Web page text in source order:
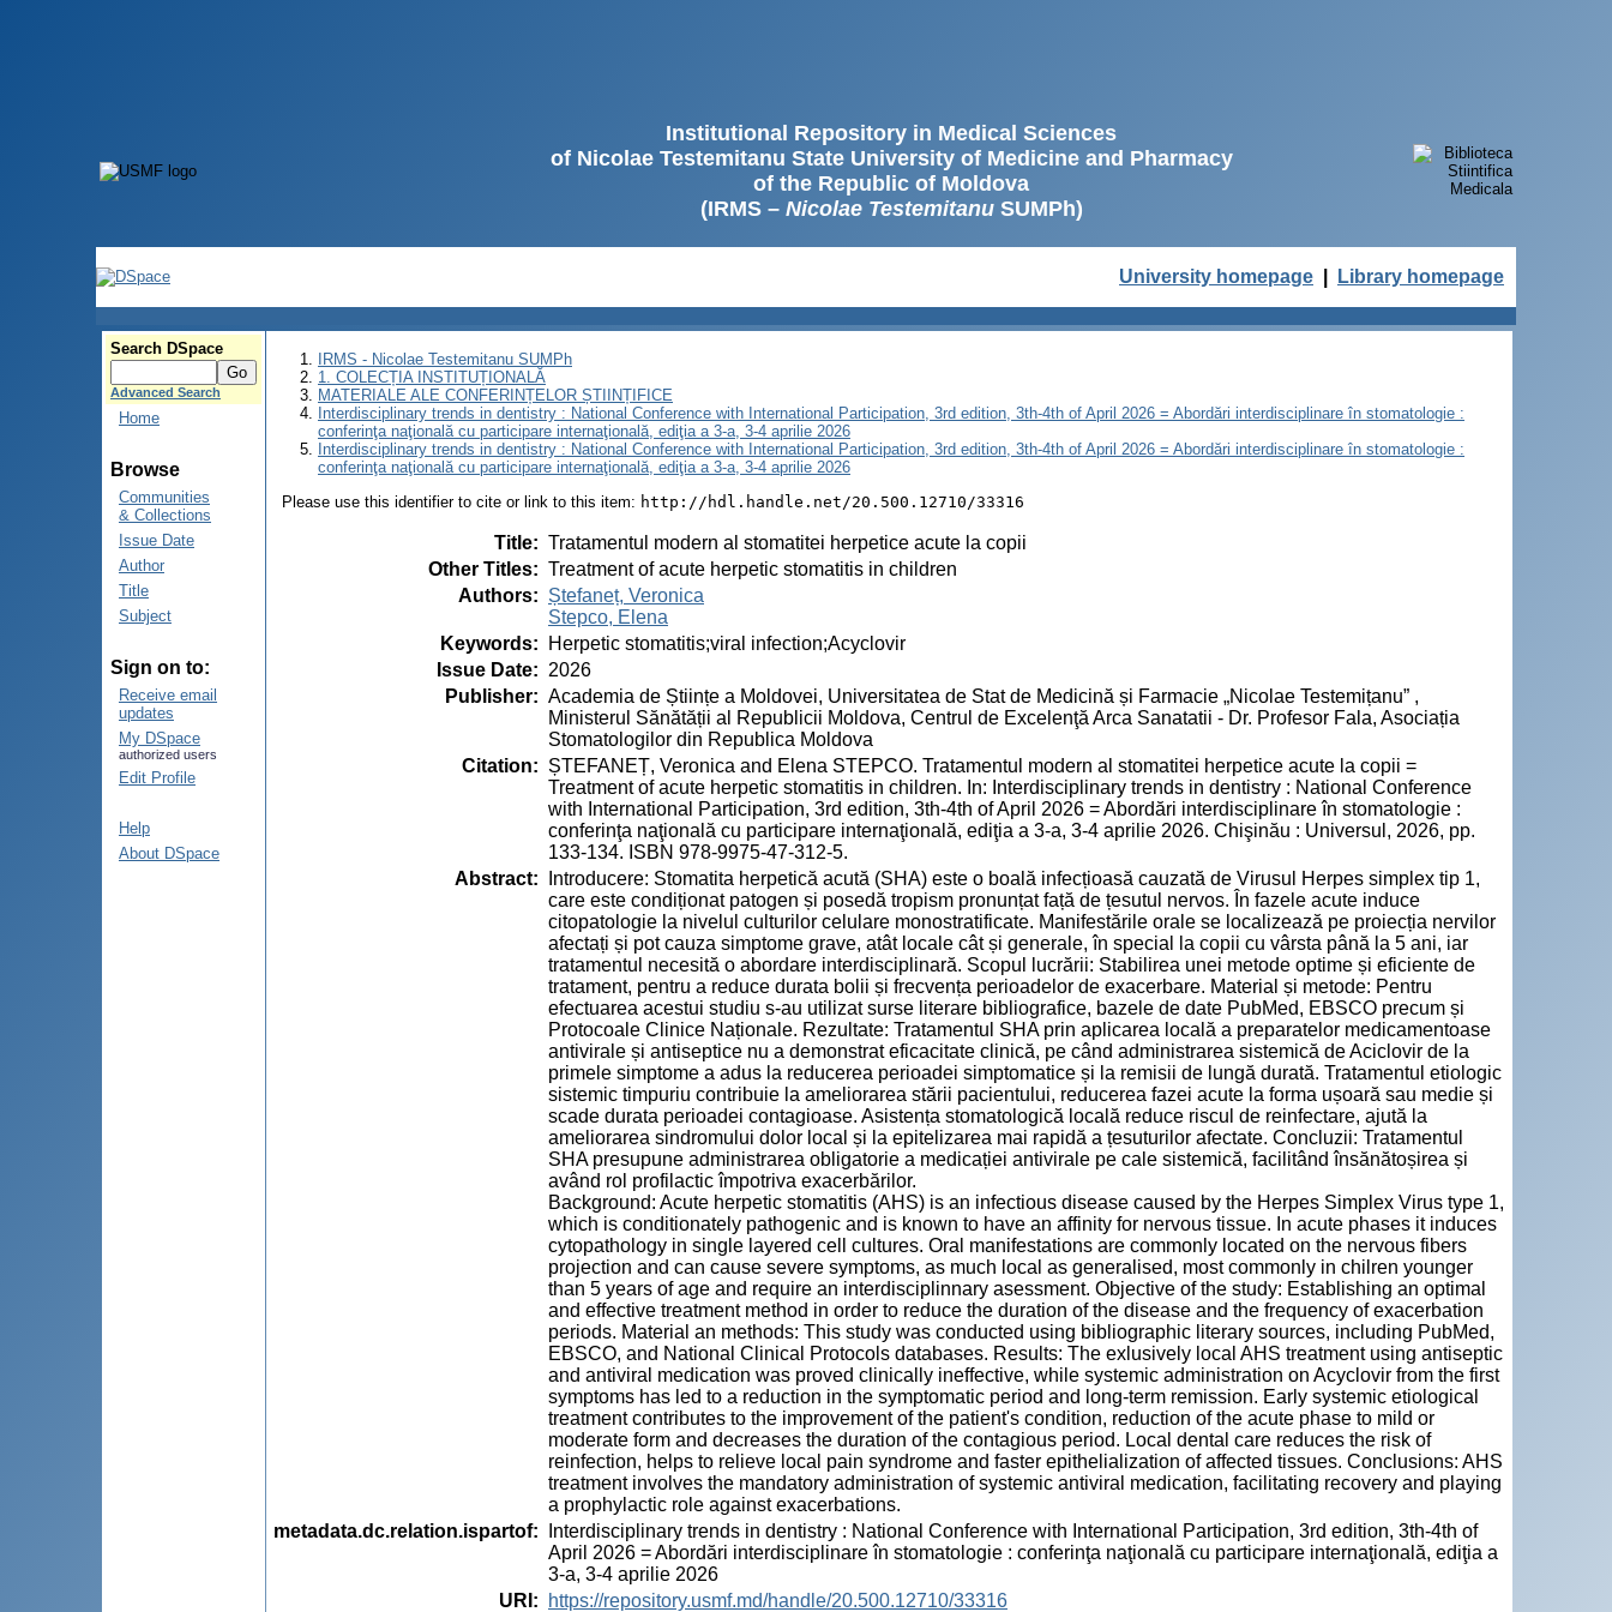
Institutional Repository in Medical Sciences
of Nicolae Testemitanu State University of Medicine and Pharmacy
of the Republic of Moldova
(IRMS – Nicolae TestemitanuSUMPh)
University homepage Library homepage
Search DSpace
Advanced Search
Home
Browse
Communities
& Collections
Issue Date
Author
Title
Subject
Sign on to:
Receive email
updates
My DSpace
authorized users
Edit Profile
Help
About DSpace
IRMS - Nicolae Testemitanu SUMPh
1. COLECȚIA INSTITUȚIONALĂ
MATERIALE ALE CONFERINȚELOR ȘTIINȚIFICE
Interdisciplinary trends in dentistry : National Conference with International Participation, 3rd edition, 3th-4th of April 2026 = Abordări interdisciplinare în stomatologie :
conferinţa naţională cu participare internaţională, ediţia a 3-a, 3-4 aprilie 2026
Interdisciplinary trends in dentistry : National Conference with International Participation, 3rd edition, 3th-4th of April 2026 = Abordări interdisciplinare în stomatologie :
conferinţa naţională cu participare internaţională, ediţia a 3-a, 3-4 aprilie 2026
Please use this identifier to cite or link to this item: http://hdl.handle.net/20.500.12710/33316
Title: Tratamentul modern al stomatitei herpetice acute la copii
Other Titles: Treatment of acute herpetic stomatitis in children
Authors: Ștefaneț, Veronica
Stepco, Elena
Keywords:
Herpetic stomatitis;viral infection;Acyclovir
Issue Date: 2026
Publisher: Academia de Științe a Moldovei, Universitatea de Stat de Medicină și Farmacie „Nicolae Testemițanu” ,
Ministerul Sănătății al Republicii Moldova, Centrul de Excelenţă Arca Sanatatii - Dr. Profesor Fala, Asociația
Stomatologilor din Republica Moldova
Citation: ȘTEFANEȚ, Veronica and Elena STEPCO. Tratamentul modern al stomatitei herpetice acute la copii =
Treatment of acute herpetic stomatitis in children. In: Interdisciplinary trends in dentistry : National Conference
with International Participation, 3rd edition, 3th-4th of April 2026 = Abordări interdisciplinare în stomatologie :
conferinţa naţională cu participare internaţională, ediţia a 3-a, 3-4 aprilie 2026. Chişinău : Universul, 2026, pp.
133-134. ISBN 978-9975-47-312-5.
Abstract:
Introducere: Stomatita herpetică acută (SHA) este o boală infecțioasă cauzată de Virusul Herpes simplex tip 1,
care este condiționat patogen și posedă tropism pronunțat față de țesutul nervos. În fazele acute induce
citopatologie la nivelul culturilor celulare monostratificate. Manifestările orale se localizează pe proiecția nervilor
afectați și pot cauza simptome grave, atât locale cât și generale, în special la copii cu vârsta până la 5 ani, iar
tratamentul necesită o abordare interdisciplinară. Scopul lucrării: Stabilirea unei metode optime și eficiente de
tratament, pentru a reduce durata bolii și frecvența perioadelor de exacerbare. Material și metode: Pentru
efectuarea acestui studiu s-au utilizat surse literare bibliografice, bazele de date PubMed, EBSCO precum și
Protocoale Clinice Naționale. Rezultate: Tratamentul SHA prin aplicarea locală a preparatelor medicamentoase
antivirale și antiseptice nu a demonstrat eficacitate clinică, pe când administrarea sistemică de Aciclovir de la
primele simptome a adus la reducerea perioadei simptomatice și la remisii de lungă durată. Tratamentul etiologic
sistemic timpuriu contribuie la ameliorarea stării pacientului, reducerea fazei acute la forma ușoară sau medie și
scade durata perioadei contagioase. Asistența stomatologică locală reduce riscul de reinfectare, ajută la
ameliorarea sindromului dolor local și la epitelizarea mai rapidă a țesuturilor afectate. Concluzii: Tratamentul
SHA presupune administrarea obligatorie a medicației antivirale pe cale sistemică, facilitând însănătoșirea și
având rol profilactic împotriva exacerbărilor.
Background: Acute herpetic stomatitis (AHS) is an infectious disease caused by the Herpes Simplex Virus type 1,
which is conditionately pathogenic and is known to have an affinity for nervous tissue. In acute phases it induces
cytopathology in single layered cell cultures. Oral manifestations are commonly located on the nervous fibers
projection and can cause severe symptoms, as much local as generalised, most commonly in chilren younger
than 5 years of age and require an interdisciplinnary asessment. Objective of the study: Establishing an optimal
and effective treatment method in order to reduce the duration of the disease and the frequency of exacerbation
periods. Material an methods: This study was conducted using bibliographic literary sources, including PubMed,
EBSCO, and National Clinical Protocols databases. Results: The exlusively local AHS treatment using antiseptic
and antiviral medication was proved clinically ineffective, while systemic administration on Acyclovir from the first
symptoms has led to a reduction in the symptomatic period and long-term remission. Early systemic etiological
treatment contributes to the improvement of the patient's condition, reduction of the acute phase to mild or
moderate form and decreases the duration of the contagious period. Local dental care reduces the risk of
reinfection, helps to relieve local pain syndrome and faster epithelialization of affected tissues. Conclusions: AHS
treatment involves the mandatory administration of systemic antiviral medication, facilitating recovery and playing
a prophylactic role against exacerbations.
metadata.dc.relation.ispartof:
Interdisciplinary trends in dentistry : National Conference with International Participation, 3rd edition, 3th-4th of
April 2026 = Abordări interdisciplinare în stomatologie : conferinţa naţională cu participare internaţională, ediţia a
3-a, 3-4 aprilie 2026
URI : https://repository.usmf.md/handle/20.500.12710/33316